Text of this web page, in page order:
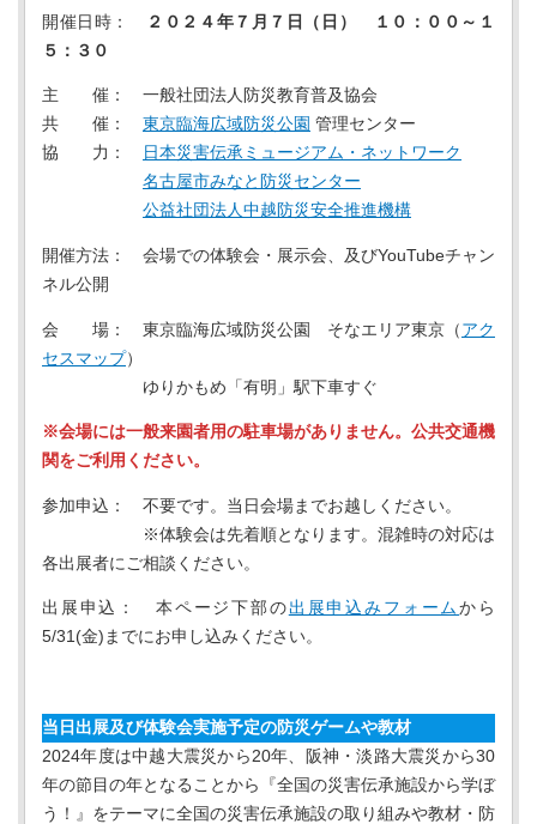
開催日時：
２０２４年７月７日（日） １０：００～１
５：３０
主 催： 一般社団法人防災教育普及協会
共 催： 東京臨海広域防災公園 管理センター
協 力：
日本災害伝承ミュージアム・ネットワーク
名古屋市みなと防災センター
公益社団法人中越防災安全推進機構
開催方法： 会場での体験会・展示会、及びYouTubeチャン
ネル公開
会 場： 東京臨海広域防災公園 そなエリア東京（ アク
セスマップ）
ゆりかもめ「有明」駅下車すぐ
※会場には一般来園者用の駐車場がありません。公共交通機
関をご利用ください。
参加申込： 不要です。当日会場までお越しください。
※体験会は先着順となります。混雑時の対応は
各出展者にご相談ください。
出展申込： 本ページ下部の出展申込みフォームから
5/31(金)までにお申し込みください。
当日出展及び体験会実施予定の防災ゲームや教材
2024年度は中越大震災から20年、阪神・淡路大震災から30
年の節目の年となることから『全国の災害伝承施設から学ぼ
う！』をテーマに全国の災害伝承施設の取り組みや教材・防